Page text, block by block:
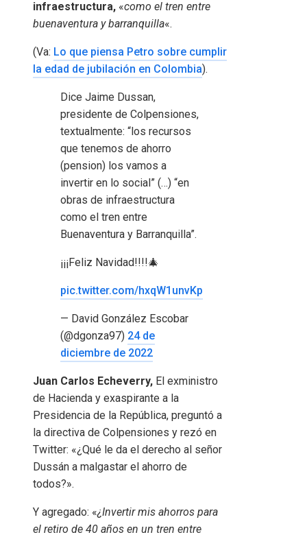
infraestructura, «como el tren entre
buenaventura y barranquilla«.
(Va: Lo que piensa Petro sobre cumplir
la edad de jubilación en Colombia).
Dice Jaime Dussan,
presidente de Colpensiones,
textualmente: “los recursos
que tenemos de ahorro
(pension) los vamos a
invertir en lo social” (…) “en
obras de infraestructura
como el tren entre
Buenaventura y Barranquilla”.
¡¡¡Feliz Navidad!!!!🎄
pic.twitter.com/hxqW1unvKp
— David González Escobar
(@dgonza97) 24 de
diciembre de 2022
Juan Carlos Echeverry, El exministro
de Hacienda y exaspirante a la
Presidencia de la República, preguntó a
la directiva de Colpensiones y rezó en
Twitter: «¿Qué le da el derecho al señor
Dussán a malgastar el ahorro de
todos?».
Y agregado: «¿Invertir mis ahorros para
el retiro de 40 años en un tren entre